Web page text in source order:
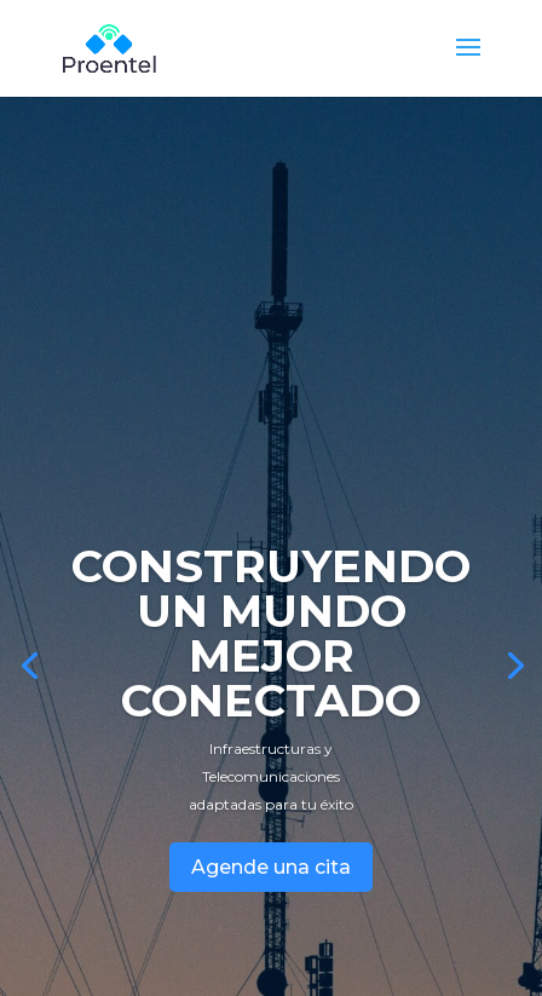
CONSTRUYENDO
UN MUNDO
MEJOR
CONECTADO
Infraestructuras y
Telecomunicaciones
adaptadas para tu éxito
Agende una cita